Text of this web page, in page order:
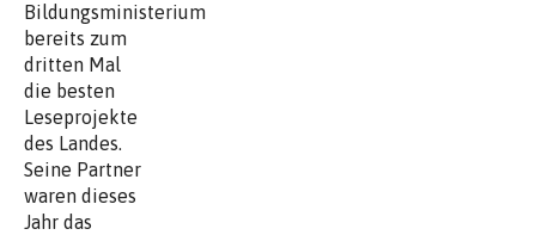
Bildungsministerium
bereits zum
dritten Mal
die besten
Leseprojekte
des Landes.
Seine Partner
waren dieses
Jahr das